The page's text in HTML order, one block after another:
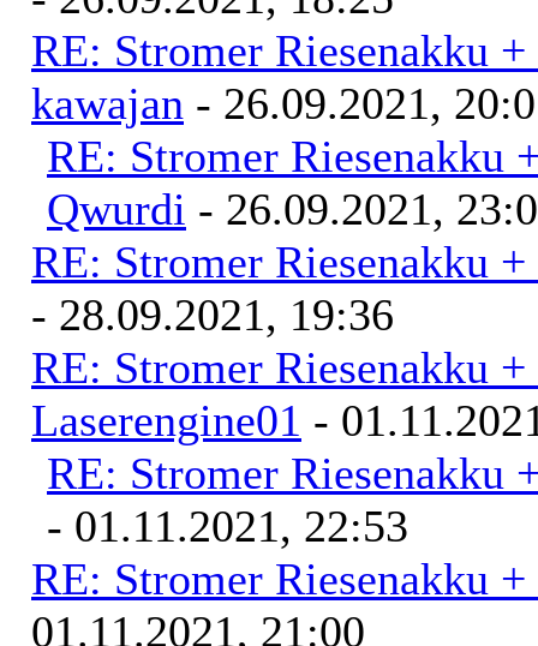
RE: Stromer Riesenakku
kawajan - 26.09.2021,
RE: Stromer Riesenakku
Qwurdi - 26.09.2021,
RE: Stromer Riesenakku
- 28.09.2021, 19:36
RE: Stromer Riesenakku
Laserengine01 -
RE: Stromer Riesenakku
- 01.11.2021, 22:53
RE: Stromer Riesenakku
01.11.2021, 21:00